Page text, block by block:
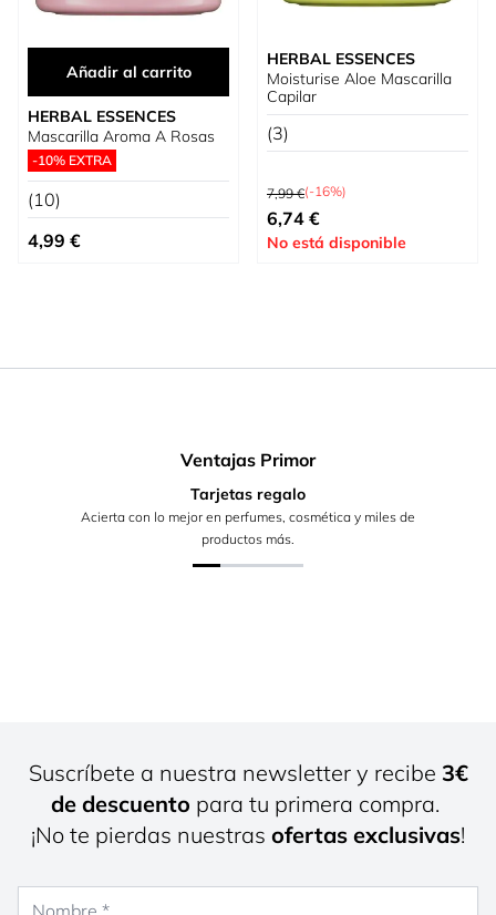
Añadir al carrito
HERBAL ESSENCES
Mascarilla Aroma A Rosas
-10% EXTRA
(10)
4,99 €
HERBAL ESSENCES
Moisturise Aloe Mascarilla
Capilar
(3)
Precio habitual
7,99 €(-16%)
Tan bajo como
6,74 €
No está disponible
Ventajas Primor
Tarjetas regalo
Acierta con lo mejor en perfumes, cosmética y miles de
productos más.
Suscríbete a nuestra newsletter y recibe 3€
de descuento para tu primera compra.
¡No te pierdas nuestras ofertas exclusivas!